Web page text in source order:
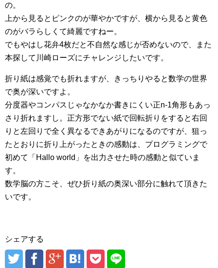
の。
上から見るとピンクのが華やかですが、横から見ると黄色
のがバラらしくて綺麗ですねー。
でもやはし花弁4枚だと不自然な感じが否めないので、また
本探して川崎ローズにチャレンジしたいです。
折り紙は感覚でも折れますが、きっちりやると数学の世界
で奥が深いですよ。
分度器やコンパスじゃなかなか書きにくい正n-1角形もあっ
さり折れますし。正方形でない紙で回転折りをすると右回
りと左回りで全く異なるできあがりになるのですが、狙っ
たとおりに折り上がったときの感動は、プログラミングで
初めて「Hallo world」を出力させた時の感動と似ていま
す。
数学脳の方こそ、ぜひ折り紙の奥深い部分に触れて頂きた
いです。
シェアする